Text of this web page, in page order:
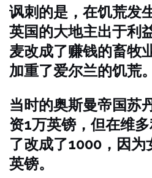
讽刺的是，在饥荒发
英国的大地主出于利
麦改成了赚钱的畜牧
加重了爱尔兰的饥荒。
当时的奥斯曼帝国苏
资1万英镑，但在维
了改成了1000，因
英镑。